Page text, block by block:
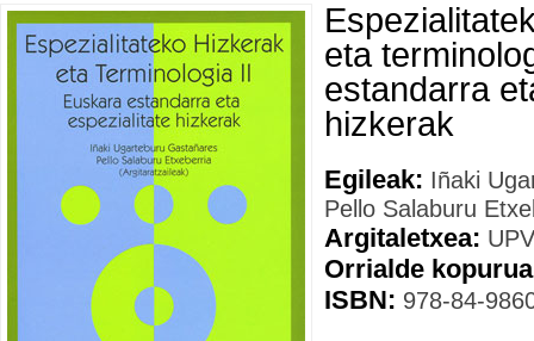
eta
estandarra
hizkerak
Egileak: Iñaki
Pello Salaburu
Argitaletxea:
Orrialde
ISBN: 978-84-